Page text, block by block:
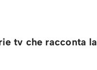
tv che racconta la